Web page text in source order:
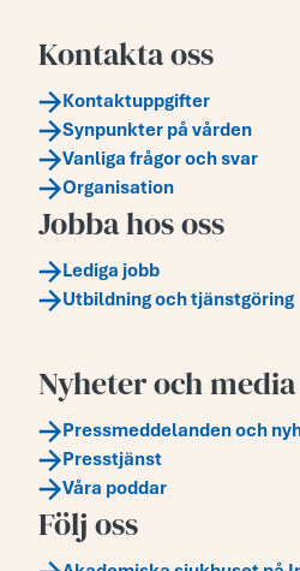
Kontakta oss
Kontaktuppgifter
Synpunkter på vården
Vanliga frågor och svar
Organisation
Jobba hos oss
Lediga jobb
Utbildning och tjänstgöring
Nyheter och media
Pressmeddelanden och
Presstjänst
Våra poddar
Följ oss